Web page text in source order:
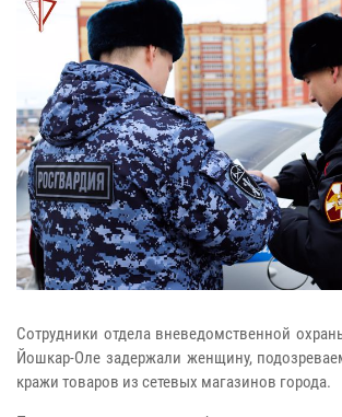
Сотрудники отдела вневедомственной
Йошкар-Оле задержали женщину,
кражи товаров из сетевых магазинов города.